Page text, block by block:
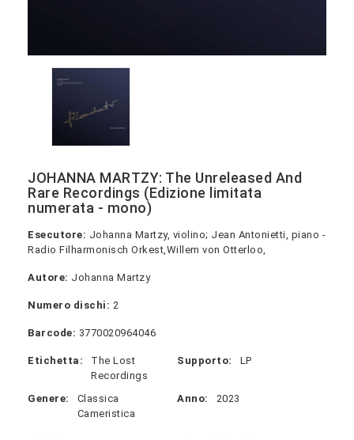
JOHANNA MARTZY: The Unreleased And
Rare Recordings (Edizione limitata
numerata - mono)
Esecutore: Johanna Martzy, violino; Jean Antonietti, piano -
Radio Filharmonisch Orkest,Willem von Otterloo,
Autore: Johanna Martzy
Numero dischi: 2
Barcode: 3770020964046
Etichetta:
The Lost
Recordings
Supporto: LP
Genere:
Classica
Cameristica
Anno: 2023